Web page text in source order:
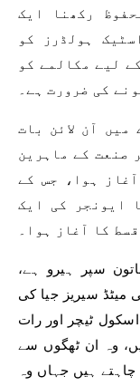
رکھنا ایک
ہولڈرز کو
لیے مکالمے کو
میں آن لائن بات
صنعت کے ماہرین
ہوا، جس کے
ایونجر کی ایک
کا آغاز ہوا۔
سپر ہیرو ہے،
میٹڈ سیریز جیا کی
ٹیچر اور رات
وہ ان ٹھگوں سے
چاہتے ہیں جہاں وہ